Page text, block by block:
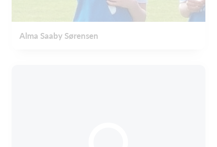
Alma Saaby Sørensen